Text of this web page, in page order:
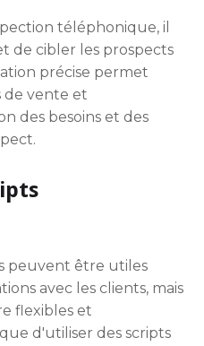
téléphonique, il
de cibler les prospects
précise permet
de vente et
des besoins et des
peuvent être utiles
avec les clients, mais
flexibles et
d'utiliser des scripts